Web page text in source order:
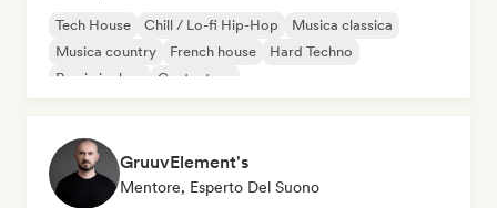
Tech House Chill / Lo-fi Hip-Hop
Musica classica
Musica country
French house
Hard Techno
Rap in inglese
Cantautore
GruuvElement's
Mentore, Esperto Del Suono